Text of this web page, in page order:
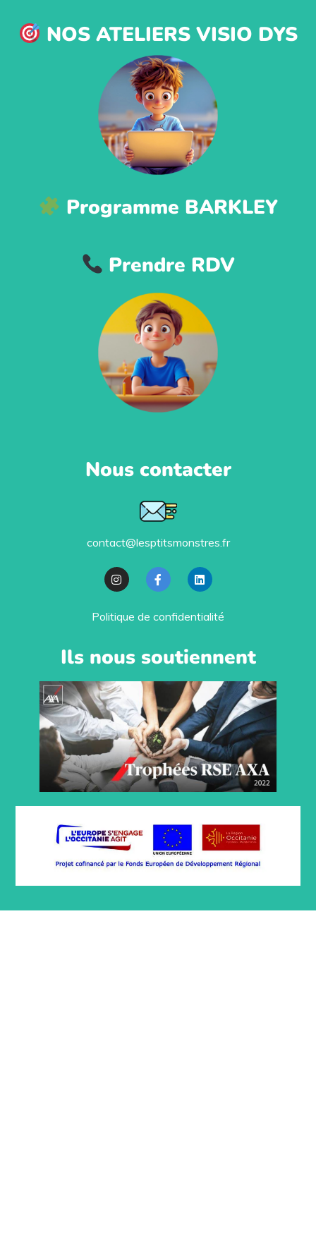
NOS ATELIERS VISIO DYS
Programme BARKLEY
Prendre RDV
Nous contacter
contact@lesptitsmonstres.fr
Politique de confidentialité
Ils nous soutiennent